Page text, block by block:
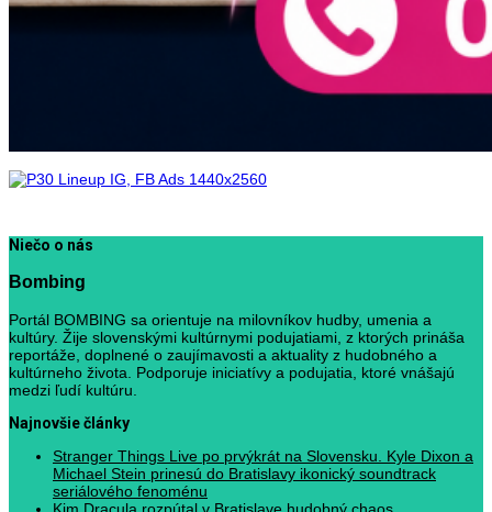
Niečo o nás
Bombing
Portál BOMBING sa orientuje na milovníkov hudby, umenia a
kultúry. Žije slovenskými kultúrnymi podujatiami, z ktorých prináša
reportáže, doplnené o zaujímavosti a aktuality z hudobného a
kultúrneho života. Podporuje iniciatívy a podujatia, ktoré vnášajú
medzi ľudí kultúru.
Najnovšie články
Stranger Things Live po prvýkrát na Slovensku. Kyle Dixon a
Michael Stein prinesú do Bratislavy ikonický soundtrack
seriálového fenoménu
Kim Dracula rozpútal v Bratislave hudobný chaos.